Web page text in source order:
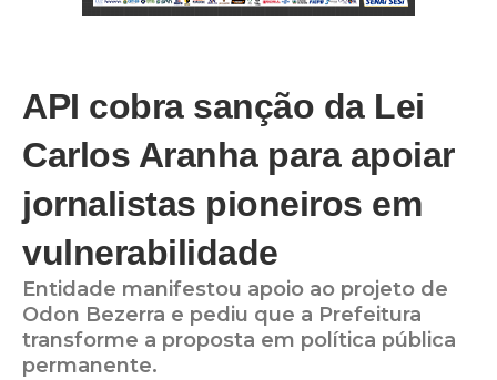
API cobra sanção da Lei
Carlos Aranha para apoiar
jornalistas pioneiros em
vulnerabilidade
Entidade manifestou apoio ao projeto de
Odon Bezerra e pediu que a Prefeitura
transforme a proposta em política pública
permanente.